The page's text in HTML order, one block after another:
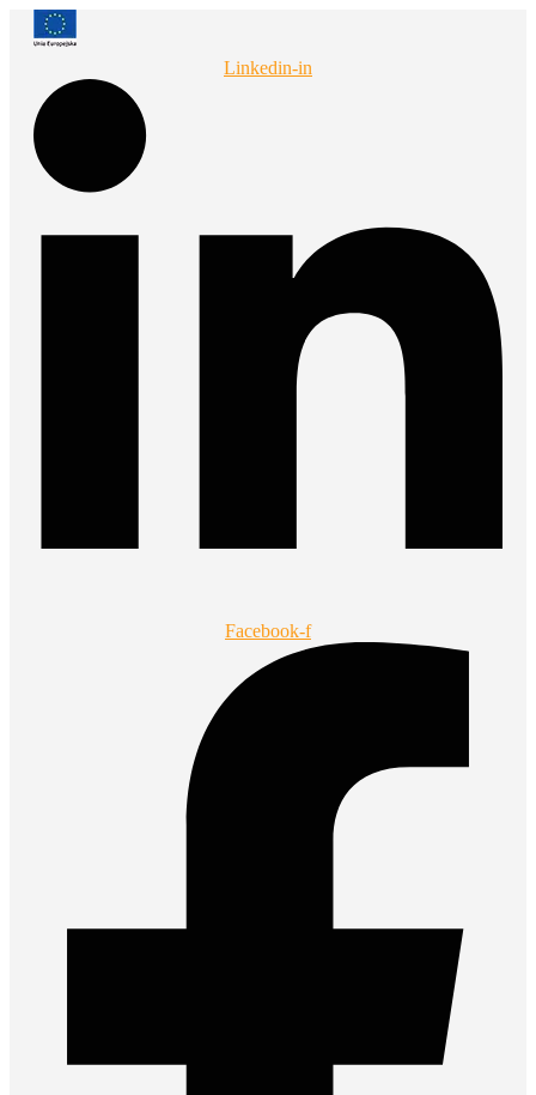
Przejdź
Linkedin-in
Facebook-f